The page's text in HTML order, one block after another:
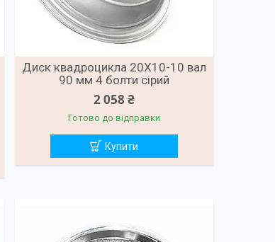
Диск квадроцикла 20X10-10 вал
90 мм 4 болти сірий
2 058 ₴
Готово до відправки
Купити